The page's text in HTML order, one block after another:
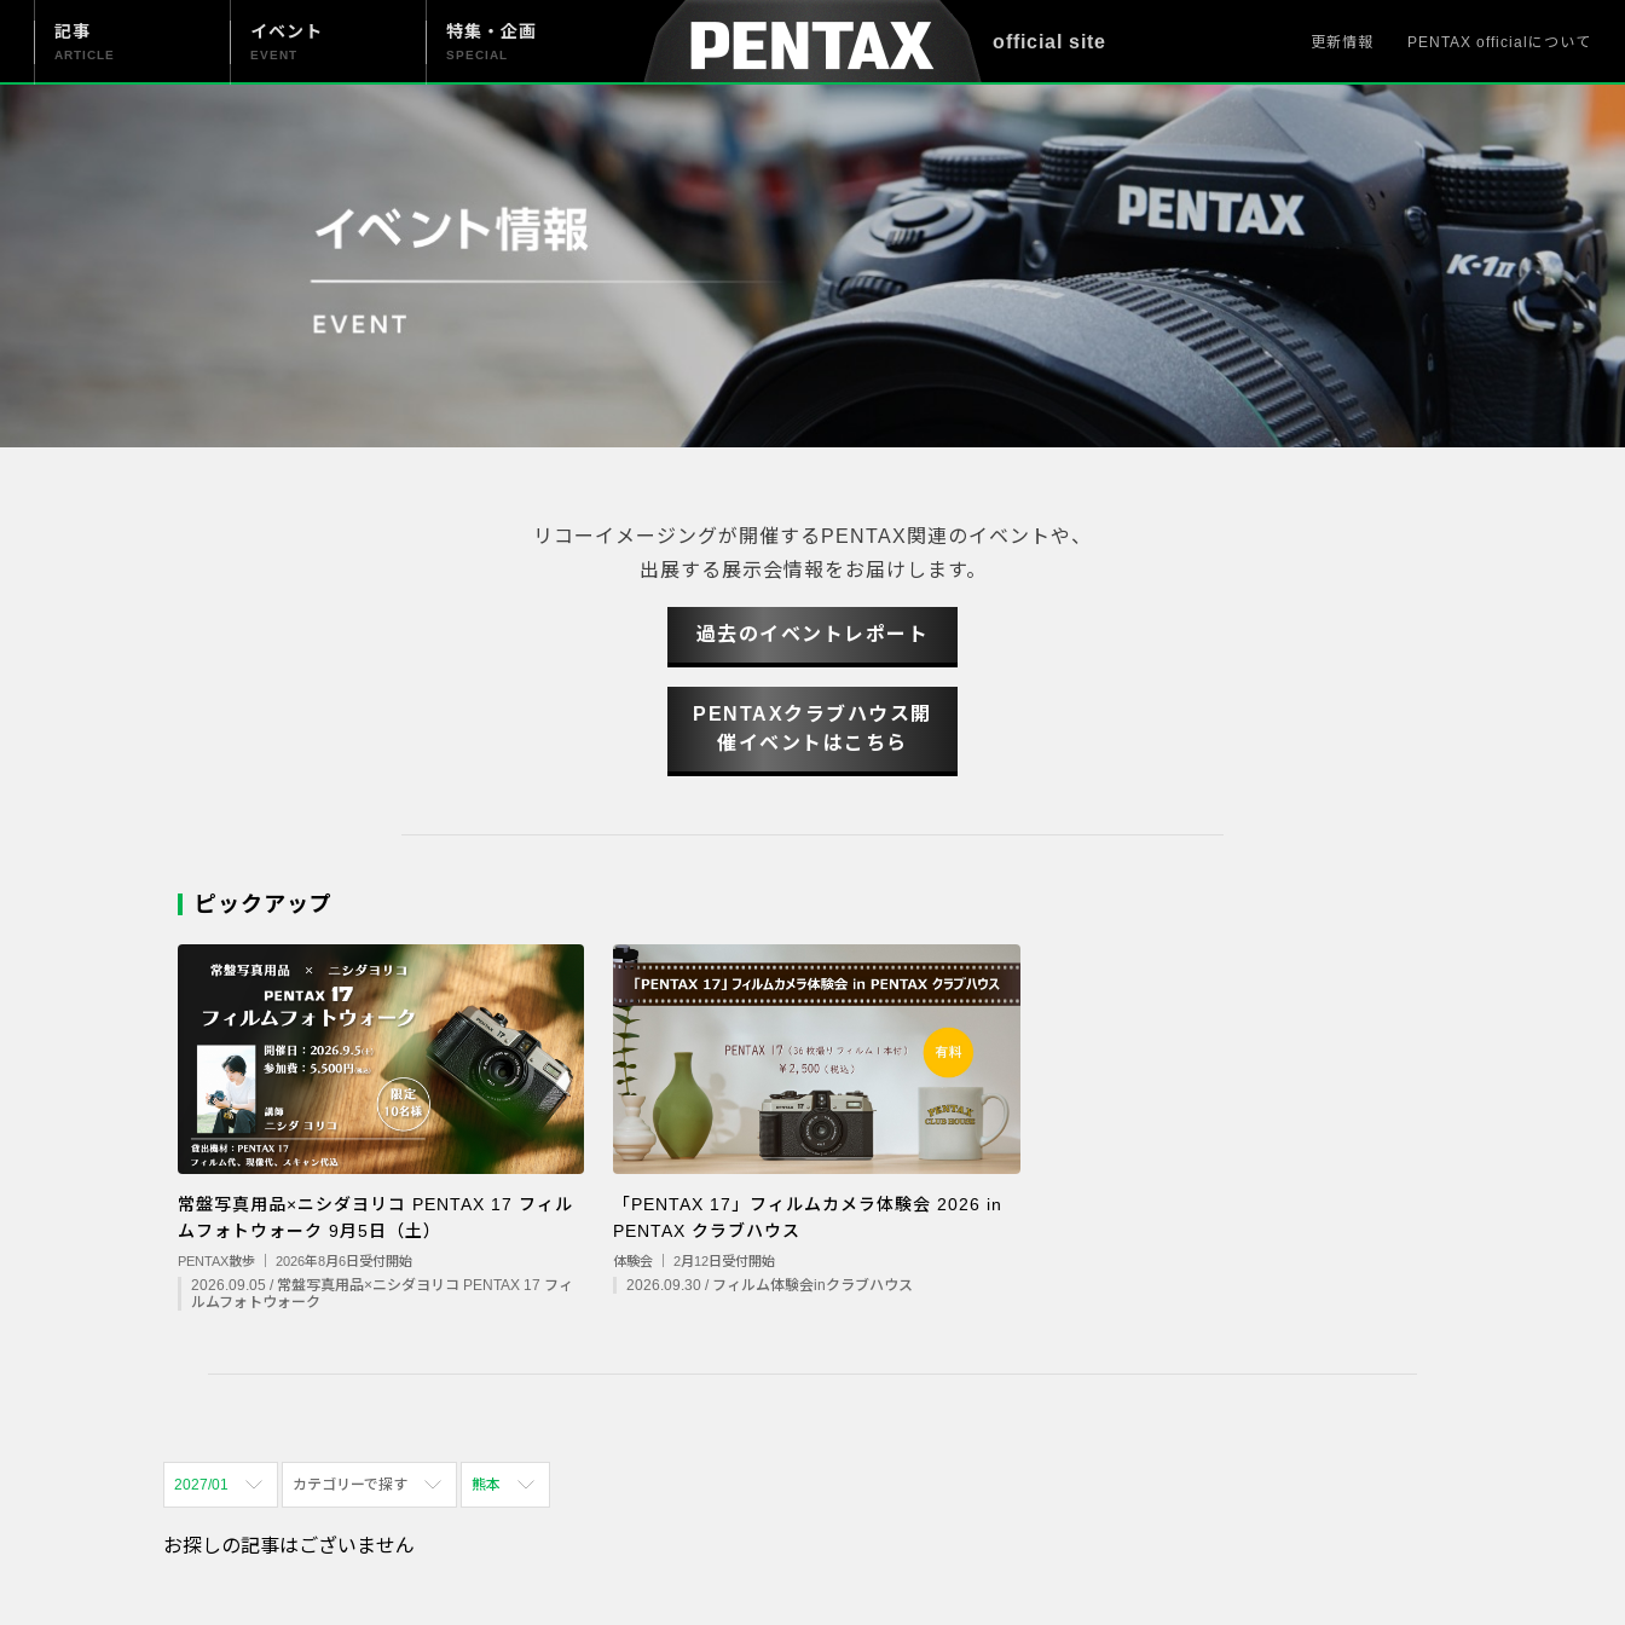
official site
記事
ARTICLE
イベント
EVENT
特集・企画
SPECIAL
更新情報 PENTAX officialについて
リコーイメージングが開催するPENTAX関連のイベントや、
出展する展示会情報をお届けします。
過去のイベントレポート
PENTAXクラブハウス開
催イベントはこちら
ピックアップ
常盤写真用品×ニシダヨリコ PENTAX 17 フィル
ムフォトウォーク 9月5日（土）
PENTAX散歩 ｜ 2026年8月6日受付開始
2026.09.05 / 常盤写真用品×ニシダヨリコ PENTAX 17 フィ
ルムフォトウォーク
「PENTAX 17」フィルムカメラ体験会 2026 in
PENTAX クラブハウス
体験会 ｜ 2月12日受付開始
2026.09.30 / フィルム体験会inクラブハウス
2027/01
全期間
カテゴリーで探す
全て表示
熊本
お探しの記事はございません